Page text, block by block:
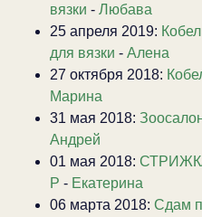
вязки - Любава
25 апреля 2019:
для вязки - Алена
27 октября 2018:
Марина
31 мая 2018:
Андрей
01 мая 2018:
Р - Екатерина
06 марта 2018: Сдам